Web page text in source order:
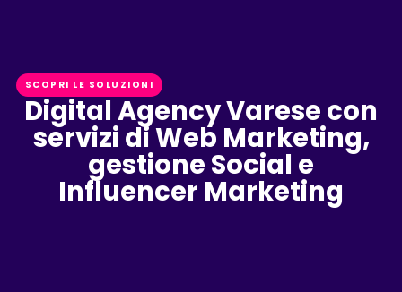
SCOPRI LE SOLUZIONI
Digital Agency Varese con
servizi di Web Marketing,
gestione Social e
Influencer Marketing